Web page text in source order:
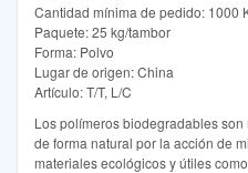
Cantidad mínima de pedido: 1000
Paquete: 25 kg/tambor
Forma: Polvo
Lugar de origen: China
Artículo: T/T, L/C
Los polímeros biodegradables
de forma natural por la acción de
materiales ecológicos y útiles